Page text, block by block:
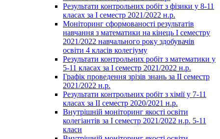
Результати контрольних робіт з фізики у 8-11
класах за І семестр 2021/2022 н.р.
Моніторинг сформованості результатів
навчання з математики на кінець І семестру
2021/2022 навчального року здобувачів
освіти 4 класів колегіуму
Результати контрольних робіт з математики у
5-11 класах за І семестр 2021/2022 н.р.
Графік проведення зрізів знань за ІІ семестр
2021/2022 н.р.
Результати контрольних робіт з хімії у 7-11
класах за ІІ семестр 2020/2021 н.р.
Внутрішній моніторинг якості освіти
колегіантів за І семестр 2021/2022 н.р. 5-11
класи